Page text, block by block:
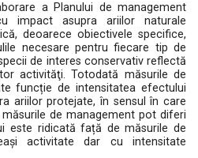
a Planului de management
impact asupra ariilor naturale
deoarece obiectivele specifice,
necesare pentru fiecare tip de
de interes conservativ reflectă
activităţi. Totodată măsurile de
funcție de intensitatea efectului
ariilor protejate, în sensul în care
de management pot diferi
este ridicată față de măsurile de
activitate dar cu intensitate